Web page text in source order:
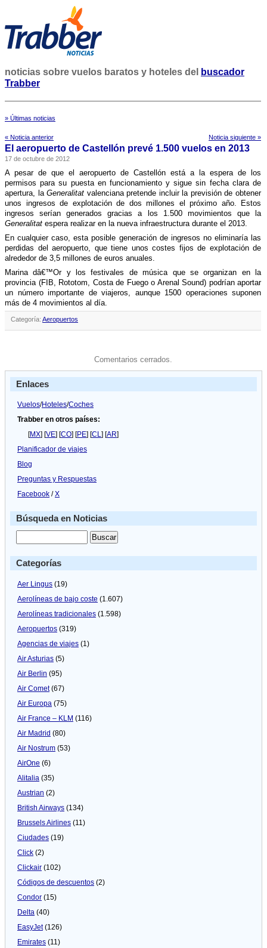
noticias sobre vuelos baratos y hoteles del
buscador
Trabber
» Últimas noticias
« Noticia anterior Noticia siguiente »
El aeropuerto de Castellón prevé 1.500 vuelos en 2013
17 de octubre de 2012
A pesar de que el aeropuerto de Castellón está a la espera de los
permisos para su puesta en funcionamiento y sigue sin fecha clara de
apertura, laGeneralitat valenciana pretende incluir la previsión de obtener
unos ingresos de explotación de dos millones el próximo año. Estos
ingresos serí­an generados gracias a los 1.500 movimientos que la
Generalitat espera realizar en la nueva infraestructura durante el 2013.
En cualquier caso, esta posible generación de ingresos no eliminarí­a las
perdidas del aeropuerto, que tiene unos costes fijos de explotación de
alrededor de 3,5 millones de euros anuales.
Marina dâ€™Or y los festivales de música que se organizan en la
provincia (FIB, Rototom, Costa de Fuego o Arenal Sound) podrí­an aportar
un número importante de viajeros, aunque 1500 operaciones suponen
más de 4 movimientos al dí­a.
Categoría: Aeropuertos
Comentarios cerrados.
Enlaces
Vuelos/Hoteles/Coches
Trabber en otros países:
[MX] [VE] [CO] [PE] [CL] [AR]
Planificador de viajes
Blog
Preguntas y Respuestas
Facebook /X
Búsqueda en Noticias
Categorías
Aer Lingus (19)
Aerolíneas de bajo coste (1.607)
Aerolíneas tradicionales (1.598)
Aeropuertos (319)
Agencias de viajes (1)
Air Asturias (5)
Air Berlin (95)
Air Comet(67)
Air Europa (75)
Air France – KLM (116)
Air Madrid (80)
Air Nostrum (53)
AirOne (6)
Alitalia (35)
Austrian (2)
British Airways (134)
Brussels Airlines (11)
Ciudades (19)
Click (2)
Clickair (102)
Códigos de descuentos (2)
Condor (15)
Delta (40)
EasyJet(126)
Emirates (11)